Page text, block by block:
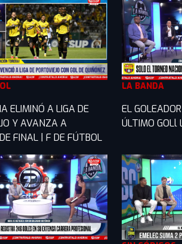
ELIMINÓ A LIGA DE
Y AVANZA A
FINAL | F DE FÚTBOL
LA BANDA
EL
ÚLTIMO GOLl